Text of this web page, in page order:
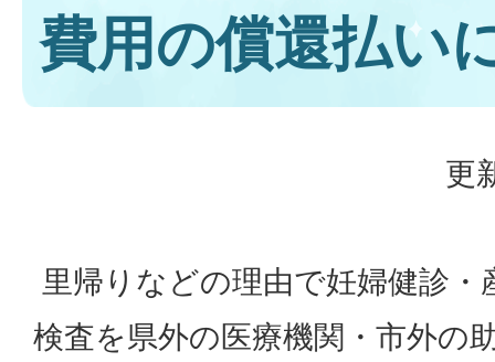
費用の償還払い
更
里帰りなどの理由で妊婦健診・
検査を県外の医療機関・市外の